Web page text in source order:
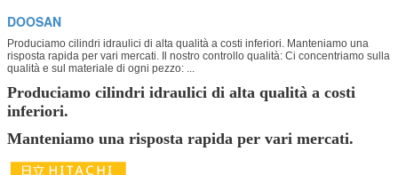
DOOSAN
Produciamo cilindri idraulici di alta qualità a costi inferiori. Manteniamo una
risposta rapida per vari mercati. Il nostro controllo qualità: Ci concentriamo sulla
qualità e sul materiale di ogni pezzo: ...
Produciamo cilindri idraulici di alta qualità a costi
inferiori.
Manteniamo una risposta rapida per vari mercati.